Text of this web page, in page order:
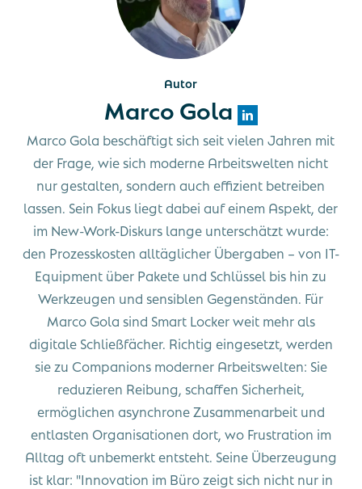
Autor
Marco Gola
Marco Gola beschäftigt sich seit vielen Jahren mit
der Frage, wie sich moderne Arbeitswelten nicht
nur gestalten, sondern auch effizient betreiben
lassen. Sein Fokus liegt dabei auf einem Aspekt, der
im New-Work-Diskurs lange unterschätzt wurde:
den Prozesskosten alltäglicher Übergaben – von IT-
Equipment über Pakete und Schlüssel bis hin zu
Werkzeugen und sensiblen Gegenständen. Für
Marco Gola sind Smart Locker weit mehr als
digitale Schließfächer. Richtig eingesetzt, werden
sie zu Companions moderner Arbeitswelten: Sie
reduzieren Reibung, schaffen Sicherheit,
ermöglichen asynchrone Zusammenarbeit und
entlasten Organisationen dort, wo Frustration im
Alltag oft unbemerkt entsteht. Seine Überzeugung
ist klar: "Innovation im Büro zeigt sich nicht nur in